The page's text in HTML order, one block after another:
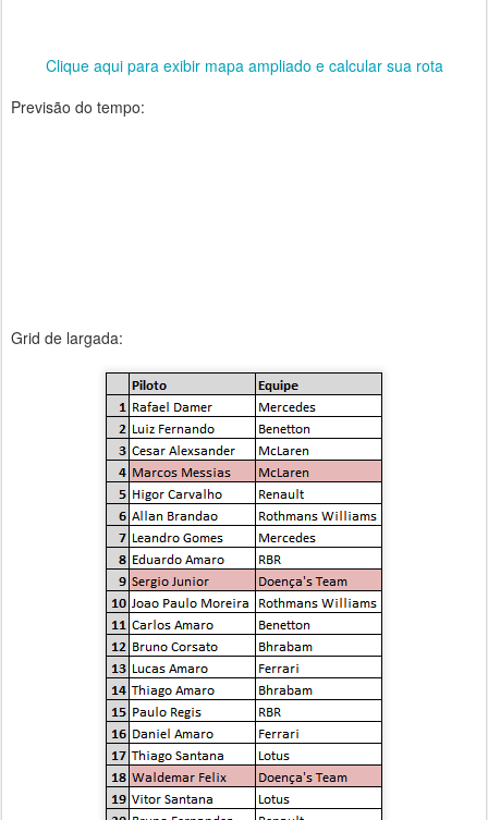
Clique aqui para exibir mapa ampliado e calcular sua rota
Previsão do tempo:
Grid de largada: